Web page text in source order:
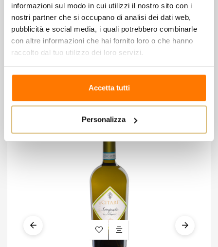
informazioni sul modo in cui utilizzi il nostro sito con i
nostri partner che si occupano di analisi dei dati web,
pubblicità e social media, i quali potrebbero combinarle
con altre informazioni che hai fornito loro o che hanno
raccolto dal tuo utilizzo dei loro servizi.
Accetta tutti
Personalizza
pesce e primi piatti.
8 altri prodotti della stessa